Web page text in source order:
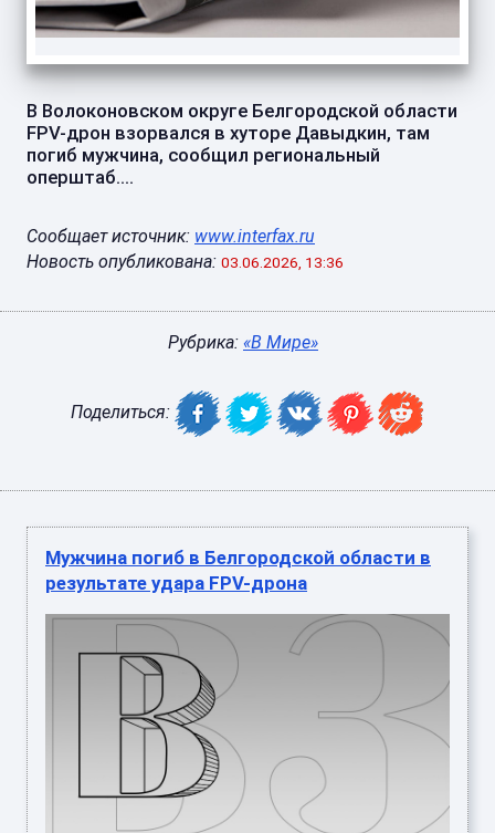
В Волоконовском округе Белгородской области
FPV-дрон взорвался в хуторе Давыдкин, там
погиб мужчина, сообщил региональный
оперштаб....
Сообщает источник: www.interfax.ru
Новость опубликована: 03.06.2026, 13:36
Рубрика: «В Мире»
Поделиться:
Мужчина погиб в Белгородской области в
результате удара FPV-дрона